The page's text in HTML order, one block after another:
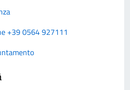
+39 0564 927111